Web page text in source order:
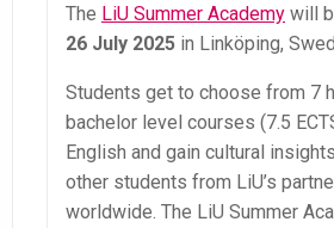
The LiU Summer Academy will
26 July 2025 in Linköping,
Students get to choose from 7
bachelor level courses (7.5
English and gain cultural
other students from LiU’s
worldwide. The LiU Summer